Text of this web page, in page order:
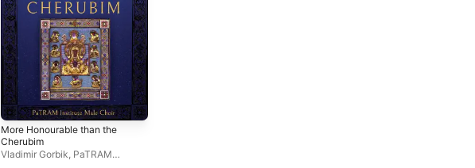
More Honourable than the
Cherubim
Vladimir Gorbik PaTRAM